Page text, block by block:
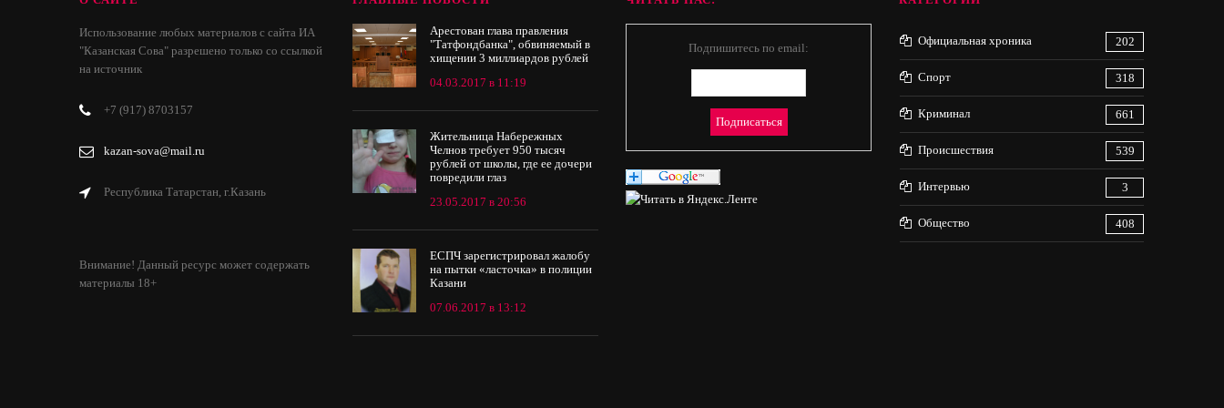
Использование любых материалов с сайта ИА
"Казанская Сова" разрешено только со ссылкой
на источник
+7 (917) 8703157
kazan-sova@mail.ru
Республика Татарстан, г.Казань
Внимание! Данный ресурс может содержать
материалы 18+
Арестован глава правления
"Татфондбанка", обвиняемый в
хищении 3 миллиардов рублей
04.03.2017 в 11:19
Жительница Набережных
Челнов требует 950 тысяч
рублей от школы, где ее дочери
повредили глаз
23.05.2017 в 20:56
ЕСПЧ зарегистрировал жалобу
на пытки «ласточка» в полиции
Казани
07.06.2017 в 13:12
Подпишитесь по email:
Официальная хроника 202
Спорт 318
Криминал 661
Происшествия 539
Интервью 3
Общество 408